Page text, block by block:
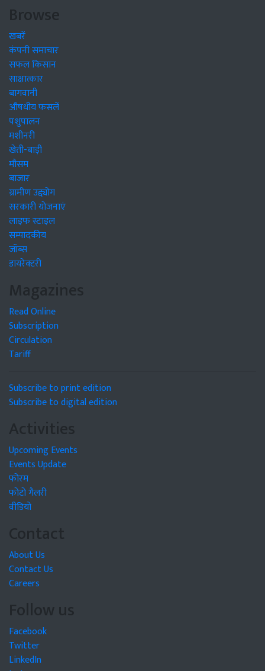
Browse
खबरें
कंपनी समाचार
सफल किसान
साक्षात्कार
बागवानी
औषधीय फसलें
पशुपालन
मशीनरी
खेती-बाड़ी
मौसम
बाजार
ग्रामीण उद्द्योग
सरकारी योजनाएं
लाइफ स्टाइल
सम्पादकीय
जॉब्स
डायरेक्टरी
Magazines
Read Online
Subscription
Circulation
Tariff
Subscribe to print edition
Subscribe to digital edition
Activities
Upcoming Events
Events Update
फोरम
फोटो गैलरी
वीडियो
Contact
About Us
Contact Us
Careers
Follow us
Facebook
Twitter
LinkedIn